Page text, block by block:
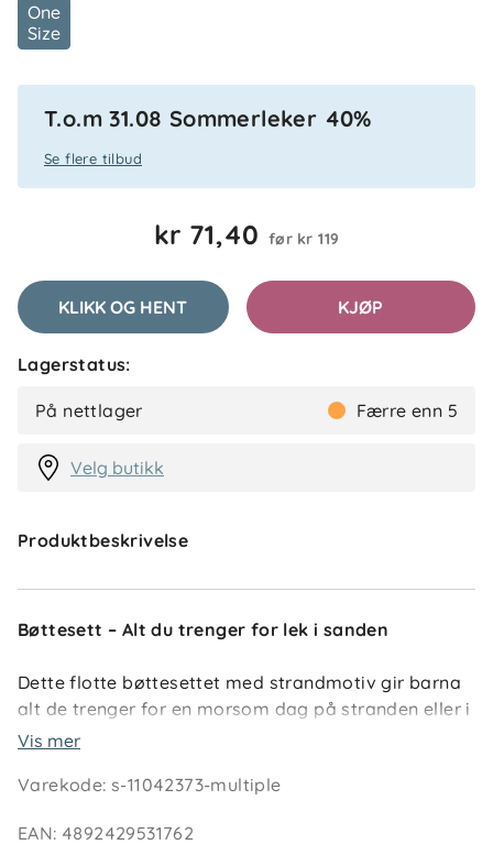
One
Size
T.o.m 31.08 Sommerleker 40%
Se flere tilbud
kr 71,40 før kr 119
KLIKK OG HENT KJØP
Lagerstatus:
På nettlager Færre enn 5
Velg butikk
Produktbeskrivelse
Bøttesett – Alt du trenger for lek i sanden
Dette flotte bøttesettet med strandmotiv gir barna
alt de trenger for en morsom dag på stranden eller i
sandkassen. Settet inkluderer bøtte, spade, rive,
sanden.
Vis mer
Varekode:s-11042373-multiple
EAN: 4892429531762